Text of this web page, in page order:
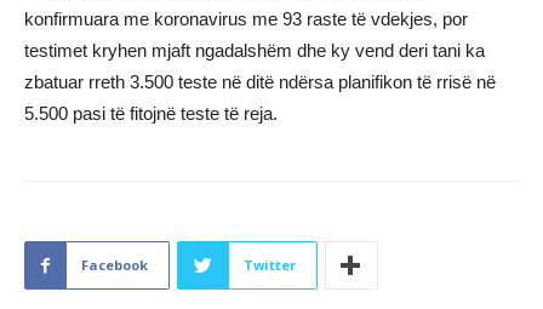
konfirmuara me koronavirus me 93 raste të vdekjes, por
testimet kryhen mjaft ngadalshëm dhe ky vend deri tani ka
zbatuar rreth 3.500 teste në ditë ndërsa planifikon të rrisë në
5.500 pasi të fitojnë teste të reja.
Facebook Twitter